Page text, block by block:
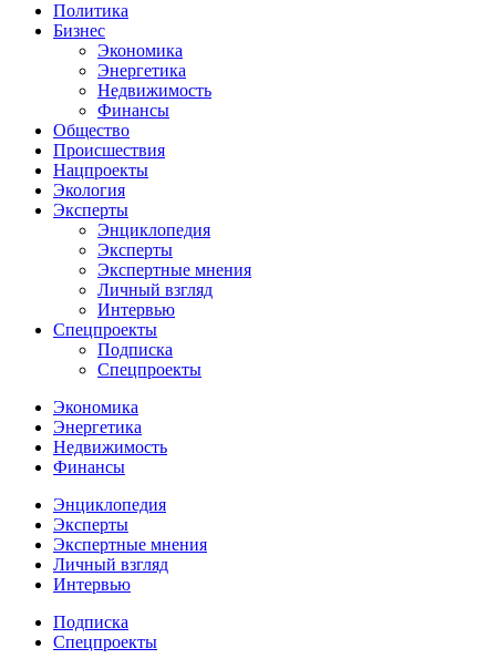
Политика
Бизнес
Экономика
Энергетика
Недвижимость
Финансы
Общество
Происшествия
Нацпроекты
Экология
Эксперты
Энциклопедия
Эксперты
Экспертные мнения
Личный взгляд
Интервью
Спецпроекты
Подписка
Спецпроекты
Экономика
Энергетика
Недвижимость
Финансы
Энциклопедия
Эксперты
Экспертные мнения
Личный взгляд
Интервью
Подписка
Спецпроекты